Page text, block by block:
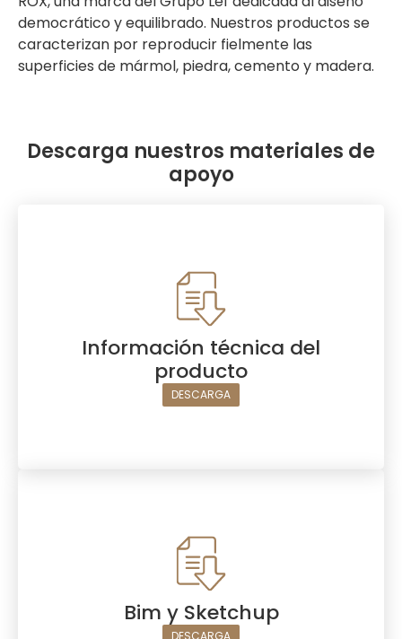
democrático y equilibrado. Nuestros productos se
caracterizan por reproducir fielmente las
superficies de mármol, piedra, cemento y madera.
Descarga nuestros materiales de
apoyo
Información técnica del
producto
DESCARGA
Bim y Sketchup
DESCARGA